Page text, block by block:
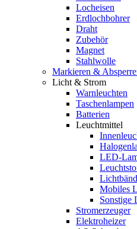
Locheisen
Erdlochbohrer
Draht
Zubehör
Magnet
Stahlwolle
Markieren &
Licht & Strom
Warnleuchten
Taschenlampen
Batterien
Leuchtmittel
LED-
Mobiles
Sonstige
Stromerzeuger
Elektroheizer